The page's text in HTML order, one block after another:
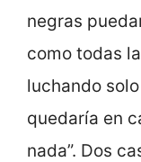
negras
como todas
luchando
quedaría en
nada”. Dos